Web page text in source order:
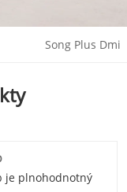
Song Plus Dmi
je plnohodnotný